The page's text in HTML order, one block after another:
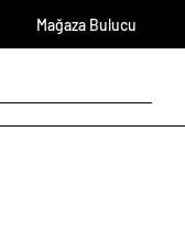
Mağaza Bulucu